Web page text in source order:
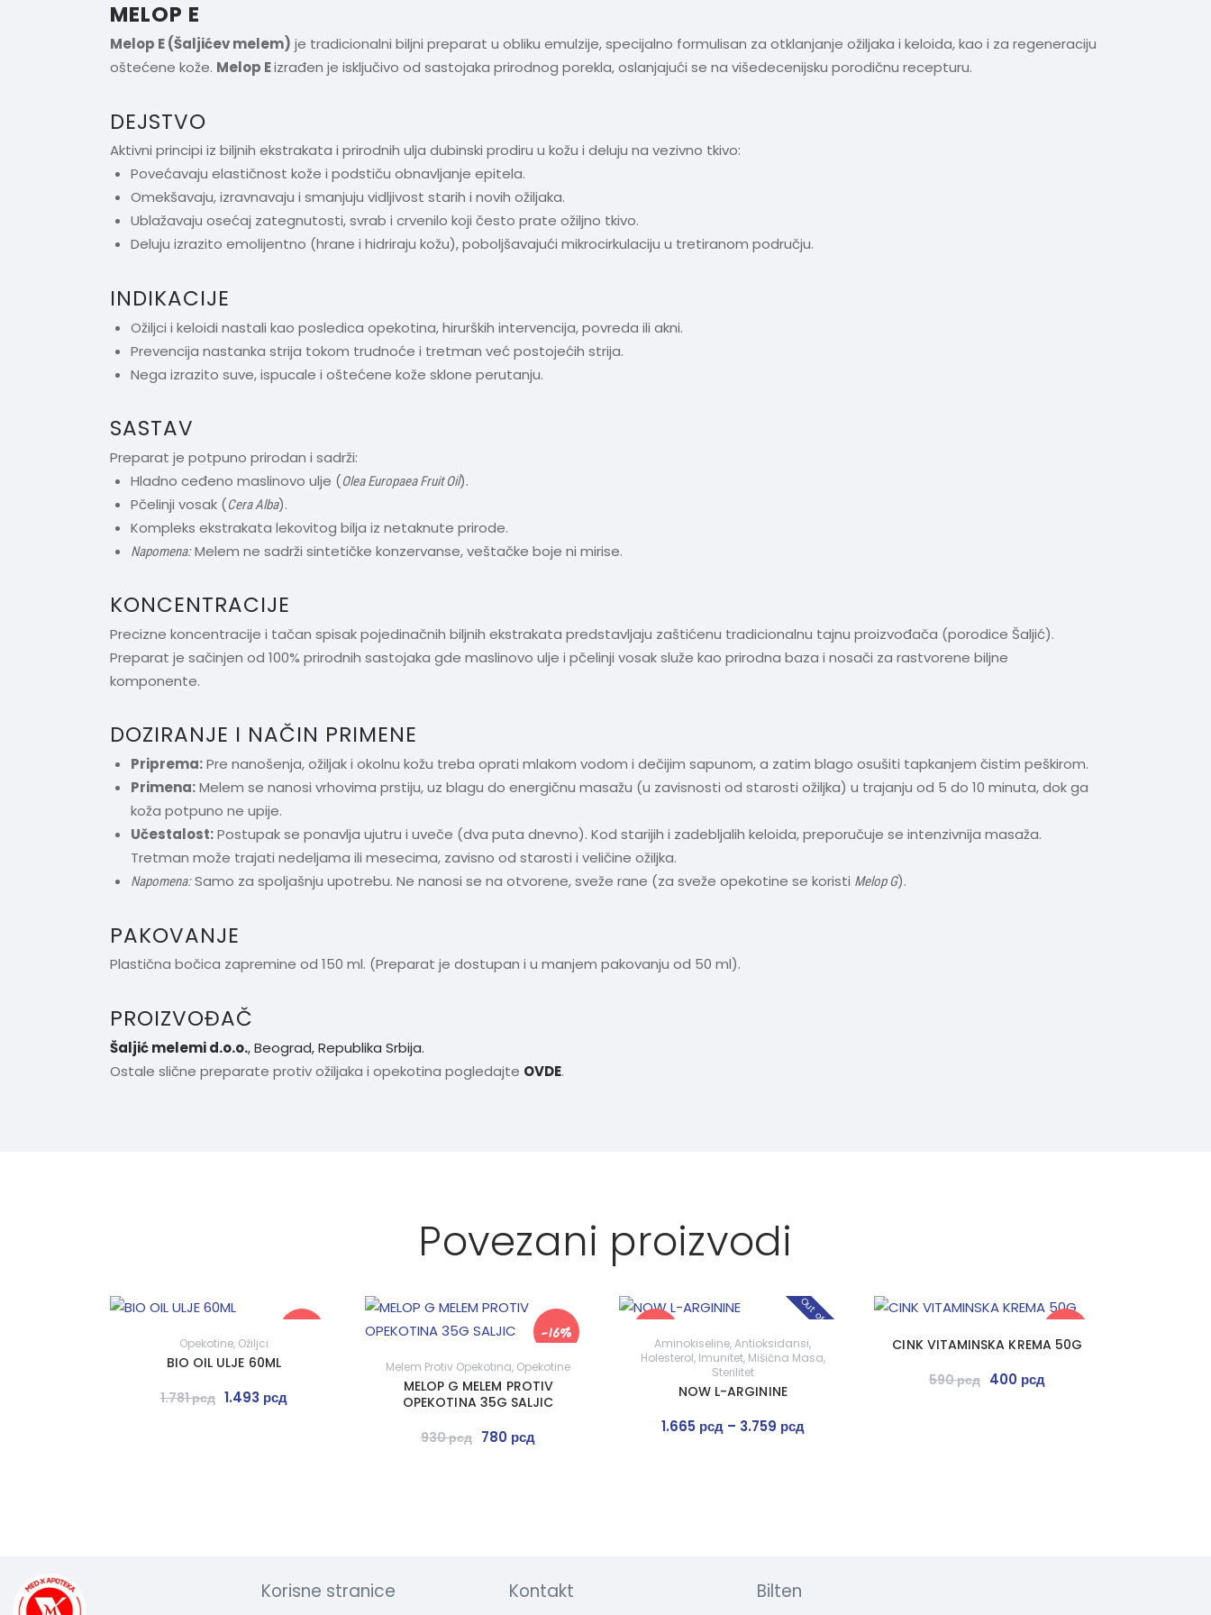
MELOP E
Melop E (Šaljićev melem) je tradicionalni biljni preparat u obliku emulzije, specijalno formulisan za otklanjanje ožiljaka i keloida, kao i za regeneraciju
oštećene kože. Melop Eizrađen je isključivo od sastojaka prirodnog porekla, oslanjajući se na višedecenijsku porodičnu recepturu.
DEJSTVO
Aktivni principi iz biljnih ekstrakata i prirodnih ulja dubinski prodiru u kožu i deluju na vezivno tkivo:
Povećavaju elastičnost kože i podstiču obnavljanje epitela.
Omekšavaju, izravnavaju i smanjuju vidljivost starih i novih ožiljaka.
Ublažavaju osećaj zategnutosti, svrab i crvenilo koji često prate ožiljno tkivo.
Deluju izrazito emolijentno (hrane i hidriraju kožu), poboljšavajući mikrocirkulaciju u tretiranom području.
INDIKACIJE
Ožiljci i keloidi nastali kao posledica opekotina, hirurških intervencija, povreda ili akni.
Prevencija nastanka strija tokom trudnoće i tretman već postojećih strija.
Nega izrazito suve, ispucale i oštećene kože sklone perutanju.
SASTAV
Preparat je potpuno prirodan i sadrži:
Hladno ceđeno maslinovo ulje (Olea Europaea Fruit Oil).
Pčelinji vosak (Cera Alba).
Kompleks ekstrakata lekovitog bilja iz netaknute prirode.
Napomena:Melem ne sadrži sintetičke konzervanse, veštačke boje ni mirise.
KONCENTRACIJE
Precizne koncentracije i tačan spisak pojedinačnih biljnih ekstrakata predstavljaju zaštićenu tradicionalnu tajnu proizvođača (porodice Šaljić).
Preparat je sačinjen od 100% prirodnih sastojaka gde maslinovo ulje i pčelinji vosak služe kao prirodna baza i nosači za rastvorene biljne
komponente.
DOZIRANJE I NAČIN PRIMENE
Priprema:Pre nanošenja, ožiljak i okolnu kožu treba oprati mlakom vodom i dečijim sapunom, a zatim blago osušiti tapkanjem čistim peškirom.
Primena:Melem se nanosi vrhovima prstiju, uz blagu do energičnu masažu (u zavisnosti od starosti ožiljka) u trajanju od 5 do 10 minuta, dok ga
koža potpuno ne upije.
Učestalost:Postupak se ponavlja ujutru i uveče (dva puta dnevno). Kod starijih i zadebljalih keloida, preporučuje se intenzivnija masaža.
Tretman može trajati nedeljama ili mesecima, zavisno od starosti i veličine ožiljka.
Napomena:Samo za spoljašnju upotrebu. Ne nanosi se na otvorene, sveže rane (za sveže opekotine se koristi Melop G).
PAKOVANJE
Plastična bočica zapremine od 150 ml. (Preparat je dostupan i u manjem pakovanju od 50 ml).
PROIZVOĐAČ
Šaljić melemi d.o.o., Beograd, Republika Srbija.
Ostale slične preparate protiv ožiljaka i opekotina pogledajte OVDE.
Povezani proizvodi
Opekotine, Ožiljci
BIO OIL ULJE 60ML
1.781рсд 1.493 рсд
-16%
Melem Protiv Opekotina, Opekotine
MELOP G MELEM PROTIV
OPEKOTINA 35G SALJIC
930рсд 780 рсд
Out of stock
Akcija!
Aminokiseline,Antioksidansi,
Holesterol, Imunitet, Mišićna Masa,
Sterilitet
NOW L-ARGININE
1.665 рсд – 3.759 рсд
-32%
CINK VITAMINSKA KREMA 50G
590рсд 400 рсд
Korisne stranice Kontakt Bilten